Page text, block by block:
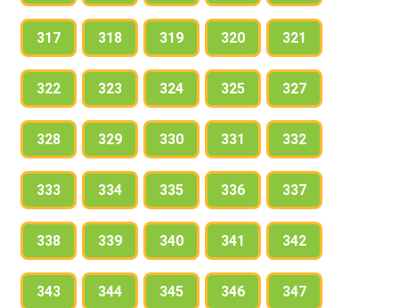
317 318 319 320 321
322 323 324 325 327
328 329 330 331 332
333 334 335 336 337
338 339 340 341 342
343 344 345 346 347